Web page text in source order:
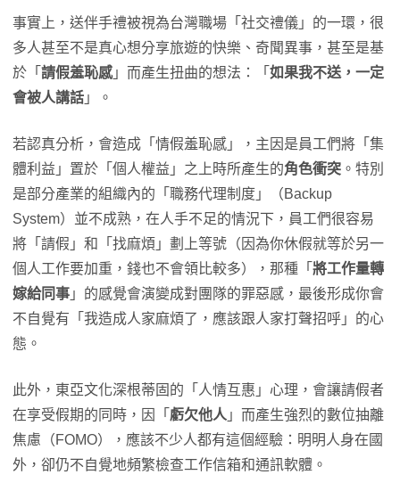
事實上，送伴手禮被視為台灣職場「社交禮儀」的一環，很
多人甚至不是真心想分享旅遊的快樂、奇聞異事，甚至是基
於「 請假羞恥感」而產生扭曲的想法：「 如果我不送，一定
會被人講話 」。
若認真分析，會造成「情假羞恥感」，主因是員工們將「集
體利益」置於「個人權益」之上時所產生的角色衝突 。特別
是部分產業的組織內的「職務代理制度」（Backup
System）並不成熟，在人手不足的情況下，員工們很容易
將「請假」和「找麻煩」劃上等號（因為你休假就等於另一
個人工作要加重，錢也不會領比較多），那種「 將工作量轉
嫁給同事 」的感覺會演變成對團隊的罪惡感，最後形成你會
不自覺有「我造成人家麻煩了，應該跟人家打聲招呼」的心
態。
此外，東亞文化深根蒂固的「人情互惠」心理，會讓請假者
在享受假期的同時，因「 虧欠他人 」而產生強烈的數位抽離
焦慮（FOMO），應該不少人都有這個經驗：明明人身在國
外，卻仍不自覺地頻繁檢查工作信箱和通訊軟體。